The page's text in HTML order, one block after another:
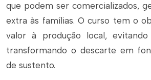
que podem ser comercializados,
extra às famílias. O curso tem o
valor à produção local,
transformando o descarte em
de sustento.